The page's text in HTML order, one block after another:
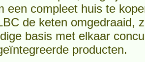
een compleet huis te
de keten omgedraaid,
basis met elkaar
producten.